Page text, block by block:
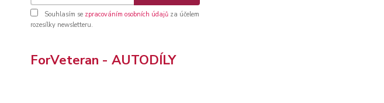
Souhlasím se zpracováním osobních údajů za účelem
rozesílky newsletteru.
ForVeteran - AUTODÍLY